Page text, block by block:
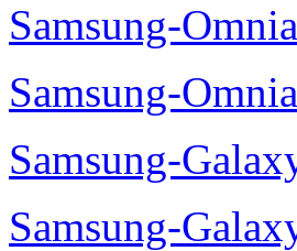
Samsung-
Samsung-
Samsung-
Samsung-